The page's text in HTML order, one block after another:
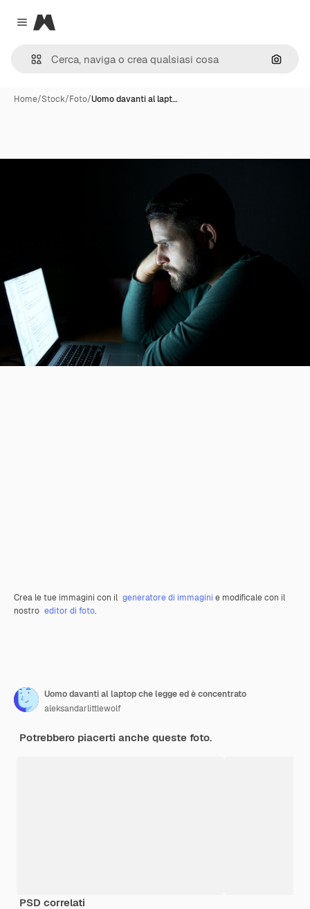
Close menu
Magnific
Cerca
Home/Stock/Foto/Uomo davanti al lapt…
Crea le tue immagini con il generatore di immagini e modificale con il
nostro editor di foto.
Uomo davanti al laptop che legge ed è concentrato
aleksandarlittlewolf
Potrebbero piacerti anche queste foto.
PSD correlati